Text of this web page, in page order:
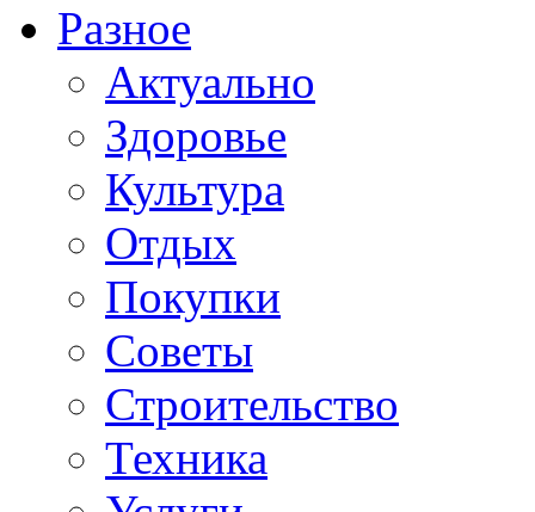
Разное
Актуально
Здоровье
Культура
Отдых
Покупки
Советы
Строительство
Техника